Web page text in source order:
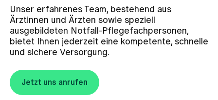
Aktuelles
Jobs & Karriere
Kontakt
Babygalerie
Übersicht & Leistungen
Team
Kontakt
Unser erfahrenes Team, bestehend aus
Ärztinnen und Ärzten sowie speziell
ausgebildeten Notfall-Pflegefachpersonen,
bietet Ihnen jederzeit eine kompetente, schnelle
und sichere Versorgung.
Jetzt uns anrufen